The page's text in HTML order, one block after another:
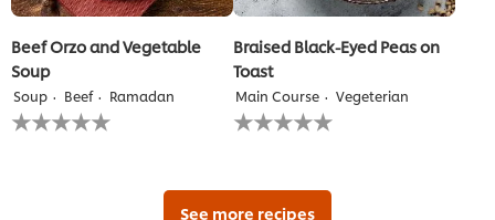
Beef Orzo and Vegetable
Soup
Soup Beef Ramadan
لم
يتم
Braised Black-Eyed Peas on
Toast
Main Course Vegeterian
لم
يتم
تقييمات
لهذا
See more recipes